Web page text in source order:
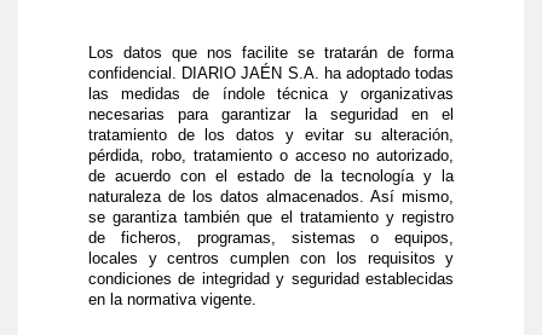
Los datos que nos facilite se tratarán de forma
confidencial. DIARIO JAÉN S.A. ha adoptado todas
las medidas de índole técnica y organizativas
necesarias para garantizar la seguridad en el
tratamiento de los datos y evitar su alteración,
pérdida, robo, tratamiento o acceso no autorizado,
de acuerdo con el estado de la tecnología y la
naturaleza de los datos almacenados. Así mismo,
se garantiza también que el tratamiento y registro
de ficheros, programas, sistemas o equipos,
locales y centros cumplen con los requisitos y
condiciones de integridad y seguridad establecidas
en la normativa vigente.